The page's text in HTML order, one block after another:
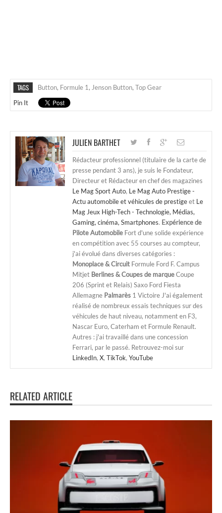
TAGS Button, Formule 1, Jenson Button, Top Gear
Pin It
JULIEN BARTHET
Rédacteur professionnel (titulaire de la carte de
presse pendant 3 ans), je suis le Fondateur,
Directeur et Rédacteur en chef des magazines
Le Mag Sport Auto, Le Mag Auto Prestige -
Actu automobile et véhicules de prestigeet Le
Mag Jeux High-Tech - Technologie, Médias,
Gaming, cinéma, Smartphones. Expérience de
Pilote Automobile Fort d'une solide expérience
en compétition avec 55 courses au compteur,
j'ai évolué dans diverses catégories :
Monoplace & Circuit Formule Ford F. Campus
Mitjet Berlines & Coupes de marqueCoupe
206 (Sprint et Relais) Saxo Ford Fiesta
Allemagne Palmarès 1 Victoire J'ai également
réalisé de nombreux essais techniques sur des
véhicules de haut niveau, notamment en F3,
Nascar Euro, Caterham et Formule Renault.
Autres : j'ai travaillé dans une concession
Ferrari, par le passé. Retrouvez-moi sur
LinkedIn, X, TikTok, YouTube
RELATED ARTICLE